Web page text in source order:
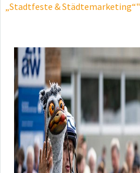
„Stadtfeste & Städtemarketing“"